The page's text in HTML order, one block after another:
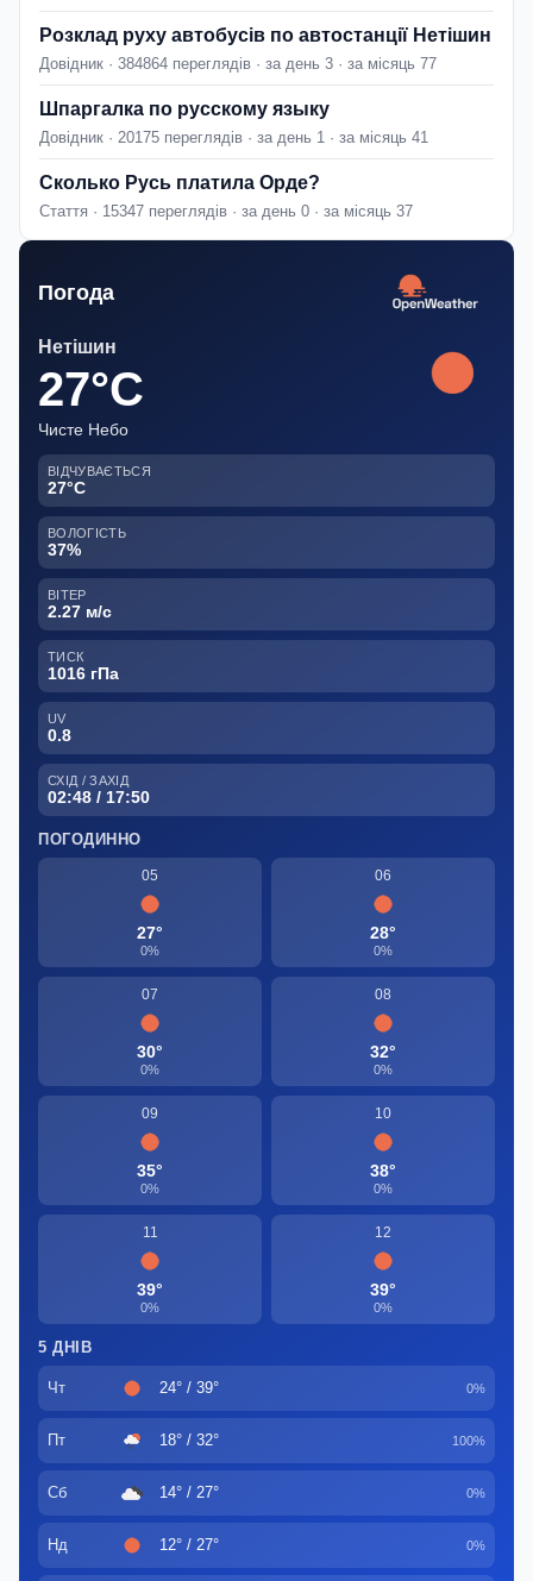
Розклад руху автобусів по автостанції Нетішин
Довідник · 384864 переглядів · за день 3 · за місяць 77
Шпаргалка по русскому языку
Довідник · 20175 переглядів · за день 1 · за місяць 41
Сколько Русь платила Орде?
Стаття · 15347 переглядів · за день 0 · за місяць 37
Погода
Нетішин
27°C
Чисте Небо
ВІДЧУВАЄТЬСЯ
27°C
ВОЛОГІСТЬ
37%
ВІТЕР
2.27 м/с
ТИСК
1016 гПа
UV
0.8
СХІД / ЗАХІД
02:48 / 17:50
ПОГОДИННО
05
27°
0%
06
28°
0%
07
30°
0%
08
32°
0%
09
35°
0%
10
38°
0%
11
39°
0%
12
39°
0%
5 ДНІВ
Чт 24° / 39° 0%
Пт 18° / 32° 100%
Сб 14° / 27° 0%
Нд 12° / 27° 0%